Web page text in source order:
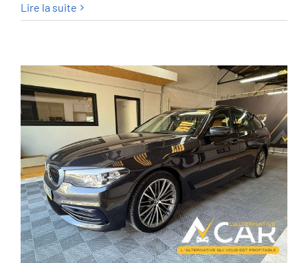
i30
Fastback
1.4
T-
GDi
Shine
DCT
–
GARANTIE
12M
Lire la suite